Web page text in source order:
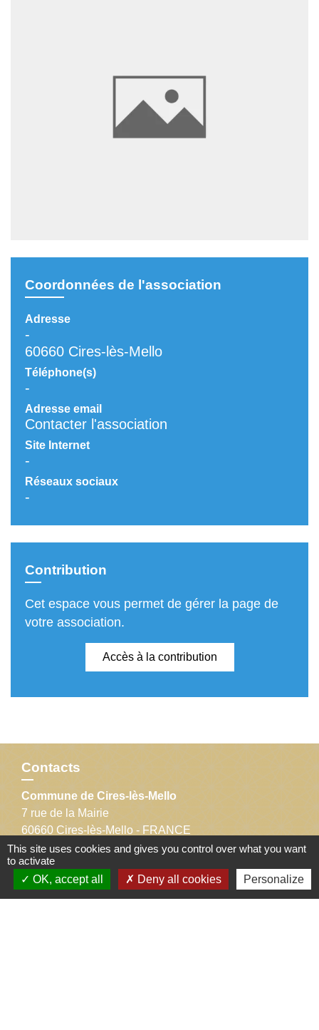
Coordonnées de l'association
Adresse
-
60660 Cires-lès-Mello
Téléphone(s)
-
Adresse email
Contacter l'association
Site Internet
-
Réseaux sociaux
-
Contribution
Cet espace vous permet de gérer la page de
votre association.
Accès à la contribution
Contacts
Commune de Cires-lès-Mello
7 rue de la Mairie
60660 Cires-lès-Mello - FRANCE
+33 3 44 56 40 11
Contact par formulaire
This site uses cookies and gives you control over what you want
to activate
OK, accept all
Deny all cookies Personalize